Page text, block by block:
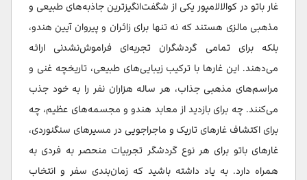
غار باتو در کوالالامپور یکی از شگفت‌انگیزترین جاذبه‌های طبیعی و
مذهبی مالزی هستند که نه تنها برای زائران و پیروان آیین هندو،
بلکه برای تمامی گردشگران تجربه‌ای فراموش‌نشدنی ارائه
می‌دهند. این غارها با ترکیب زیبایی‌های طبیعی، تاریخچه غنی و
مراسم‌های مذهبی جذاب، هر ساله هزاران نفر را به خود جذب
می‌کنند. چه برای بازدید از معابد هندو و مجسمه‌های عظیم، چه
برای اکتشاف غارهای تاریک و ماجراجویی در مسیرهای سنگنوردی،
غارهای باتو برای هر نوع گردشگر تجربیات منحصر به فردی به
همراه دارد. به یاد داشته باشید که زمان‌بندی سفر و انتخاب